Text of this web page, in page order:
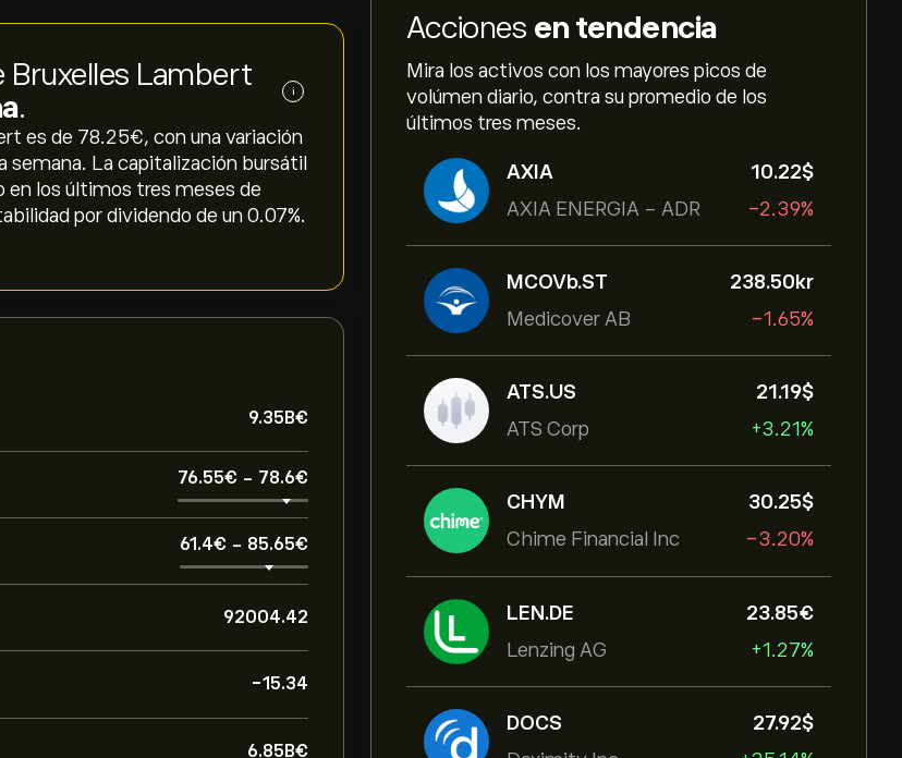
Acciones en tendencia
Mira los activos con los mayores picos de
volúmen diario, contra su promedio de los
últimos tres meses.
AXIA
AXIA ENERGIA - ADR
10.22‎$‎
-2.39%
MCOVb.ST
Medicover AB
238.50‎kr‎
-1.65%
ATS.US
ATS Corp
21.19‎$‎
+3.21%
CHYM
Chime Financial Inc
30.25‎$‎
-3.20%
LEN.DE
Lenzing AG
23.85‎€‎
+1.27%
DOCS
27.92‎$‎
Bruxelles Lambert
. i
es de 78.25‎€‎, con una variación
semana. La capitalización bursátil
en los últimos tres meses de
por dividendo de un 0.07%.
9.35B‎€‎
76.55‎€‎ - 78.6‎€‎
61.4‎€‎ - 85.65‎€‎
92004.42
-15.34
6.85B‎€‎